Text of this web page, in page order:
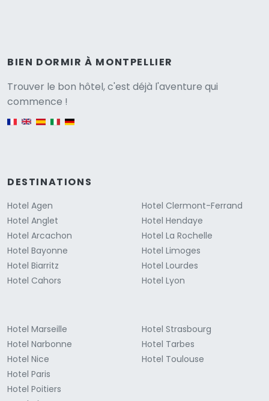
BIEN DORMIR À MONTPELLIER
Trouver le bon hôtel, c'est déjà l'aventure qui
commence !
DESTINATIONS
Hotel Agen
Hotel Anglet
Hotel Arcachon
Hotel Bayonne
Hotel Biarritz
Hotel Cahors
Hotel Clermont-Ferrand
Hotel Hendaye
Hotel La Rochelle
Hotel Limoges
Hotel Lourdes
Hotel Lyon
Hotel Marseille
Hotel Narbonne
Hotel Nice
Hotel Paris
Hotel Poitiers
Hotel Strasbourg
Hotel Tarbes
Hotel Toulouse